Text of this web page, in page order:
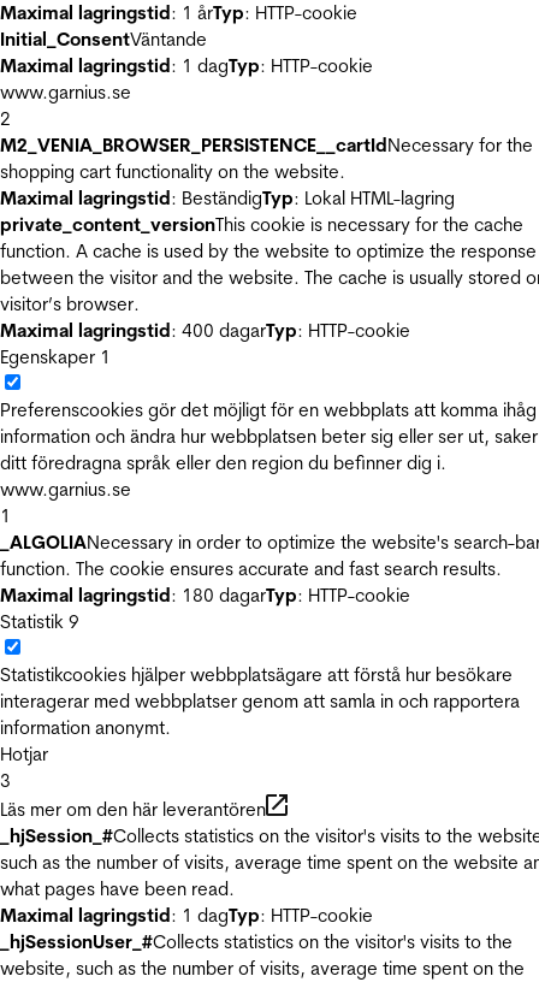
Maximal lagringstid: 1 årTyp: HTTP-cookie
Initial_ConsentVäntande
Maximal lagringstid: 1 dagTyp: HTTP-cookie
www.garnius.se
2
M2_VENIA_BROWSER_PERSISTENCE__cartIdNecessary for the
shopping cart functionality on the website.
Maximal lagringstid: BeständigTyp: Lokal HTML-lagring
private_content_versionThis cookie is necessary for the cache
function. A cache is used by the website to optimize the
between the visitor and the website. The cache is usually stored
visitor’s browser.
Maximal lagringstid: 400 dagarTyp: HTTP-cookie
Egenskaper 1
Preferenscookies gör det möjligt för en webbplats att komma ihåg
information och ändra hur webbplatsen beter sig eller ser ut,
ditt föredragna språk eller den region du befinner dig i.
www.garnius.se
1
_ALGOLIANecessary in order to optimize the website's search-
function. The cookie ensures accurate and fast search results.
Maximal lagringstid: 180 dagarTyp: HTTP-cookie
Statistik 9
Statistikcookies hjälper webbplatsägare att förstå hur besökare
interagerar med webbplatser genom att samla in och rapportera
information anonymt.
Hotjar
3
Läs mer om den här leverantören
_hjSession_#Collects statistics on the visitor's visits to the
such as the number of visits, average time spent on the website
what pages have been read.
Maximal lagringstid: 1 dagTyp: HTTP-cookie
_hjSessionUser_#Collects statistics on the visitor's visits to the
website, such as the number of visits, average time spent on the